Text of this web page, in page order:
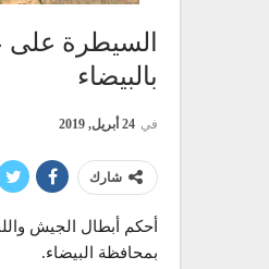
السيطرة على
بالبيضاء
في 24 أبريل, 2019
شارك
أحكم أبطال الجيش
بمحافظة البيضاء.